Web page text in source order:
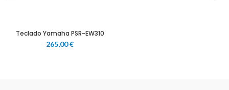
Teclado Yamaha PSR-EW310
265,00€